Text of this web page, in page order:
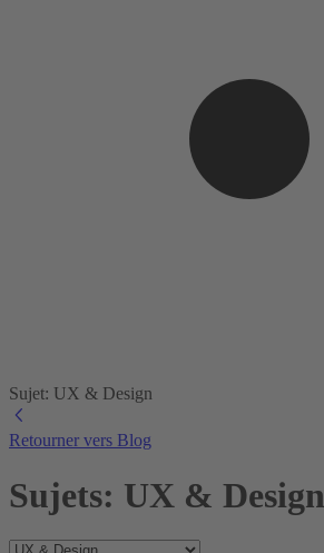
Sujet: UX & Design
Retourner vers Blog
Sujets: UX & Design